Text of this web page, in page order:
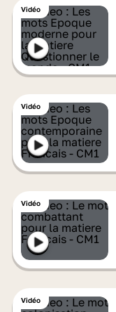
Vidéo
Vidéo
Vidéo
Vidéo